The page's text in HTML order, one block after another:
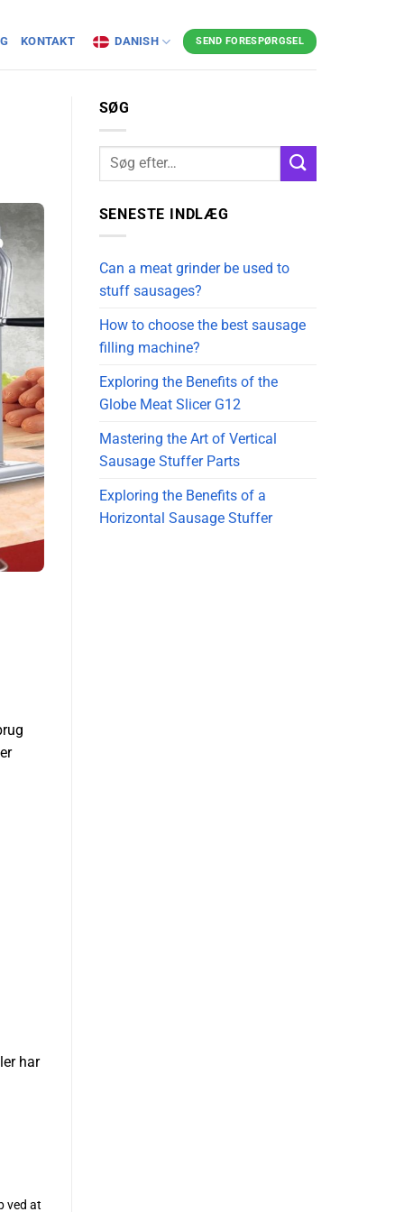
KONTAKT DANISH SEND FORESPØRGSEL
har
ved at
SØG
SENESTE INDLÆG
Can a meat grinder be used to
stuff sausages?
How to choose the best sausage
filling machine?
Exploring the Benefits of the
Globe Meat Slicer G12
Mastering the Art of Vertical
Sausage Stuffer Parts
Exploring the Benefits of a
Horizontal Sausage Stuffer